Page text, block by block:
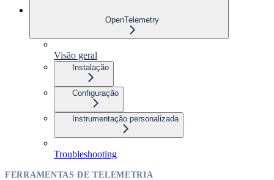
OpenTelemetry
Visão geral
Instalação
Configuração
Instrumentação personalizada
Troubleshooting
FERRAMENTAS DE TELEMETRIA